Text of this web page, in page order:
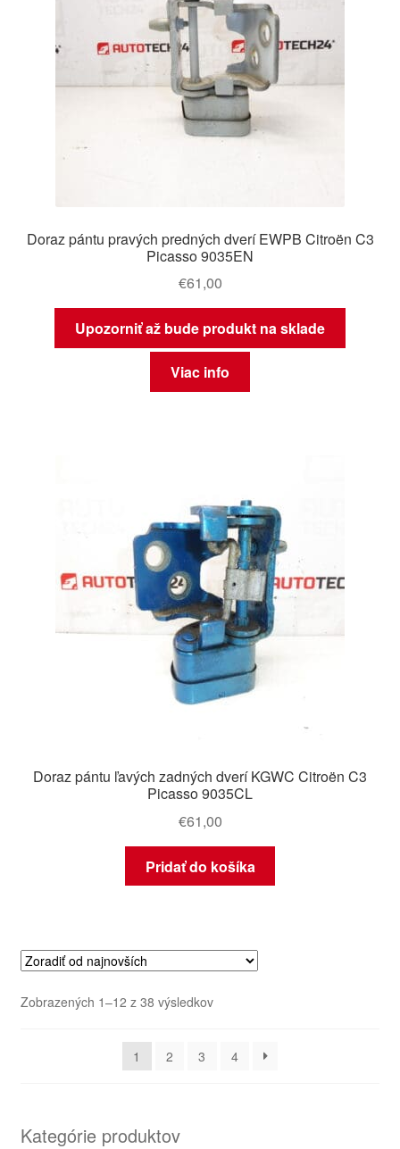
Doraz pántu pravých predných dverí EWPB Citroën C3
Picasso 9035EN
€61,00
Upozorniť až bude produkt na sklade
Viac info
Doraz pántu ľavých zadných dverí KGWC Citroën C3
Picasso 9035CL
€61,00
Pridať do košíka
Zobrazených 1–12 z 38 výsledkovZoradené
1
2 3 4
Kategórie produktov